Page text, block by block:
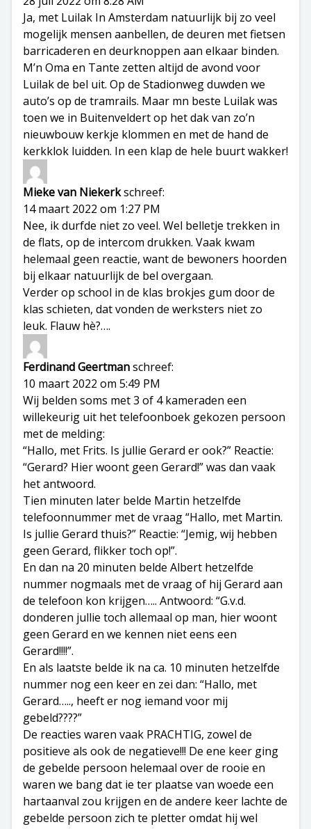
Ja, met Luilak In Amsterdam natuurlijk bij zo veel
mogelijk mensen aanbellen, de deuren met fietsen
barricaderen en deurknoppen aan elkaar binden.
M’n Oma en Tante zetten altijd de avond voor
Luilak de bel uit. Op de Stadionweg duwden we
auto’s op de tramrails. Maar mn beste Luilak was
toen we in Buitenveldert op het dak van zo’n
nieuwbouw kerkje klommen en met de hand de
kerkklok luidden. In een klap de hele buurt wakker!
Mieke van Niekerkschreef:
14 maart 2022 om 1:27 PM
Nee, ik durfde niet zo veel. Wel belletje trekken in
de flats, op de intercom drukken. Vaak kwam
helemaal geen reactie, want de bewoners hoorden
bij elkaar natuurlijk de bel overgaan.
Verder op school in de klas brokjes gum door de
klas schieten, dat vonden de werksters niet zo
leuk. Flauw hè?….
Ferdinand Geertmanschreef:
10 maart 2022 om 5:49 PM
Wij belden soms met 3 of 4 kameraden een
willekeurig uit het telefoonboek gekozen persoon
met de melding:
“Hallo, met Frits. Is jullie Gerard er ook?” Reactie:
“Gerard? Hier woont geen Gerard!” was dan vaak
het antwoord.
Tien minuten later belde Martin hetzelfde
telefoonnummer met de vraag “Hallo, met Martin.
Is jullie Gerard thuis?” Reactie: “Jemig, wij hebben
geen Gerard, flikker toch op!”.
En dan na 20 minuten belde Albert hetzelfde
nummer nogmaals met de vraag of hij Gerard aan
de telefoon kon krijgen….. Antwoord: “G.v.d.
donderen jullie toch allemaal op man, hier woont
geen Gerard en we kennen niet eens een
Gerard!!!!”.
En als laatste belde ik na ca. 10 minuten hetzelfde
nummer nog een keer en zei dan: “Hallo, met
Gerard….., heeft er nog iemand voor mij
gebeld????”
De reacties waren vaak PRACHTIG, zowel de
positieve als ook de negatieve!!! De ene keer ging
de gebelde persoon helemaal over de rooie en
waren we bang dat ie ter plaatse van woede een
hartaanval zou krijgen en de andere keer lachte de
gebelde persoon zich te pletter omdat hij wel